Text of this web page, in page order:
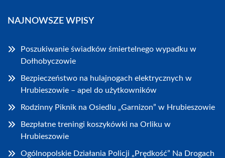
NAJNOWSZE WPISY
Poszukiwanie świadków śmiertelnego wypadku w
Dołhobyczowie
Bezpieczeństwo na hulajnogach elektrycznych w
Hrubieszowie – apel do użytkowników
Rodzinny Piknik na Osiedlu „Garnizon” w Hrubieszowie
Bezpłatne treningi koszykówki na Orliku w
Hrubieszowie
Ogólnopolskie Działania Policji „Prędkość” Na Drogach